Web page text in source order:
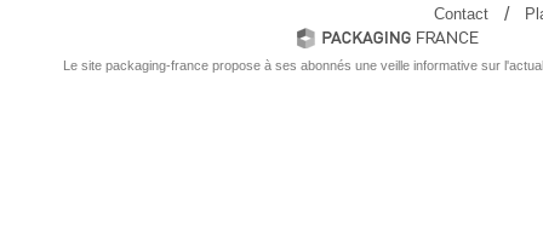
Le site packaging-france propose à ses abonnés une veille informative sur
Contact